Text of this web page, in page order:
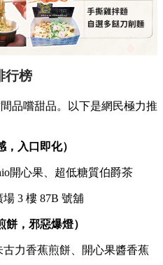
行榜
品嚐甜品。以下是網民極力推
入口即化）
開心果、超低糖質伯爵茶
場 3 樓 87B 號舖
，邪惡爆燈）
古力香蕉煎餅、開心果醬香蕉